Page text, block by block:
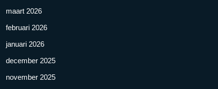
maart 2026
februari 2026
januari 2026
december 2025
november 2025